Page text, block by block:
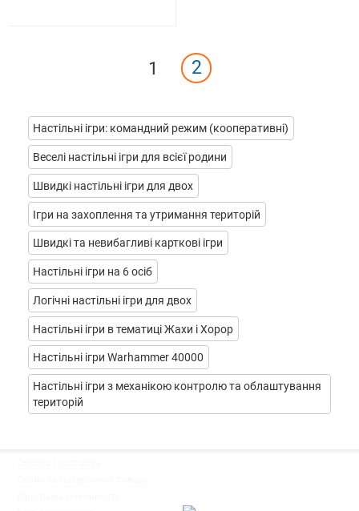
Настільні ігри: командний режим (кооперативні)
Веселі настільні ігри для всієї родини
Швидкі настільні ігри для двох
Ігри на захоплення та утримання територій
Швидкі та невибагливі карткові ігри
Настільні ігри на 6 осіб
Логічні настільні ігри для двох
Настільні ігри в тематиці Жахи і Хорор
Настільні ігри Warhammer 40000
Настільні ігри з механікою контролю та облаштування
територій
1 2